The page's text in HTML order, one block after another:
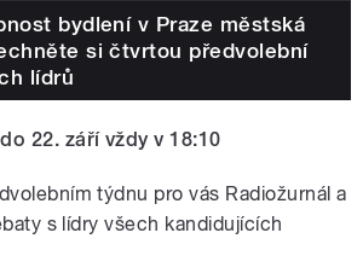
bydlení v Praze městská
si čtvrtou předvolební
lídrů
22. září vždy v 18:10
týdnu pro vás Radiožurnál a
s lídry všech kandidujících